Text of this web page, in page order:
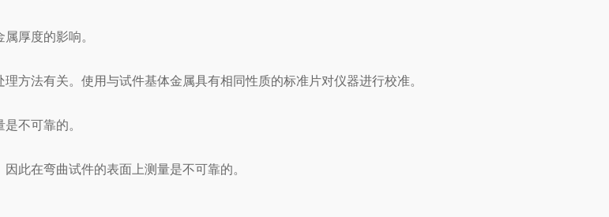
厚度的影响。
法有关。使用与试件基体金属具有相同性质的标准片对仪器进行校准。
不可靠的。
在弯曲试件的表面上测量是不可靠的。